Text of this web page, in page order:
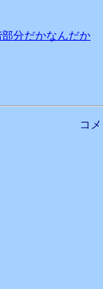
分だかなんだか
コ